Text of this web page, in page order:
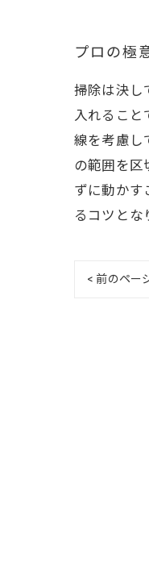
プロの極
掃除は決し
入れること
線を考慮し
の範囲を区
ずに動かす
るコツとな
< 前のペー